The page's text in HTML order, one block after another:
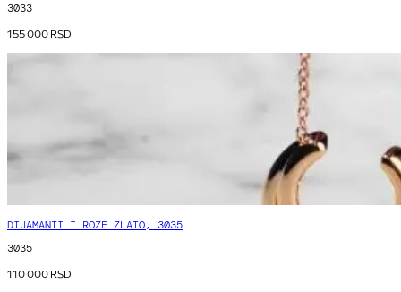
3033
155 000RSD
DIJAMANTI I ROZE ZLATO, 3035
3035
110 000RSD